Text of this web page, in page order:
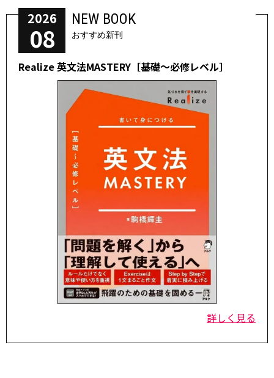
2026
08
NEW BOOK
おすすめ新刊
Realize 英文法MASTERY［基礎～必修レベル］
詳しく見る